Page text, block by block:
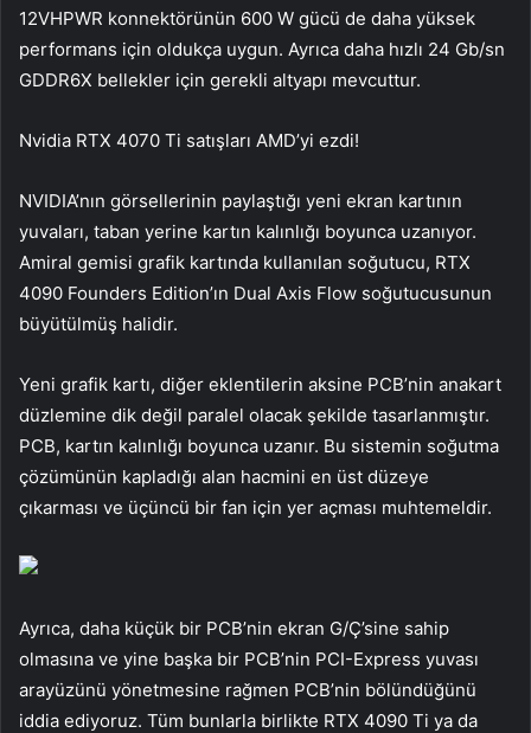
12VHPWR konnektörünün 600 W gücü de daha yüksek
performans için oldukça uygun. Ayrıca daha hızlı 24 Gb/sn
GDDR6X bellekler için gerekli altyapı mevcuttur.
Nvidia RTX 4070 Ti satışları AMD’yi ezdi!
NVIDIA’nın görsellerinin paylaştığı yeni ekran kartının
yuvaları, taban yerine kartın kalınlığı boyunca uzanıyor.
Amiral gemisi grafik kartında kullanılan soğutucu, RTX
4090 Founders Edition’ın Dual Axis Flow soğutucusunun
büyütülmüş halidir.
Yeni grafik kartı, diğer eklentilerin aksine PCB’nin anakart
düzlemine dik değil paralel olacak şekilde tasarlanmıştır.
PCB, kartın kalınlığı boyunca uzanır. Bu sistemin soğutma
çözümünün kapladığı alan hacmini en üst düzeye
çıkarması ve üçüncü bir fan için yer açması muhtemeldir.
Ayrıca, daha küçük bir PCB’nin ekran G/Ç’sine sahip
olmasına ve yine başka bir PCB’nin PCI-Express yuvası
arayüzünü yönetmesine rağmen PCB’nin bölündüğünü
iddia ediyoruz. Tüm bunlarla birlikte RTX 4090 Ti ya da